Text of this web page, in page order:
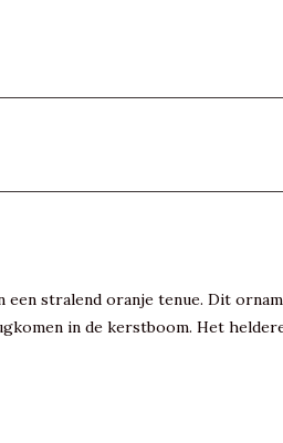
stralend oranje tenue. Dit
in de kerstboom. Het